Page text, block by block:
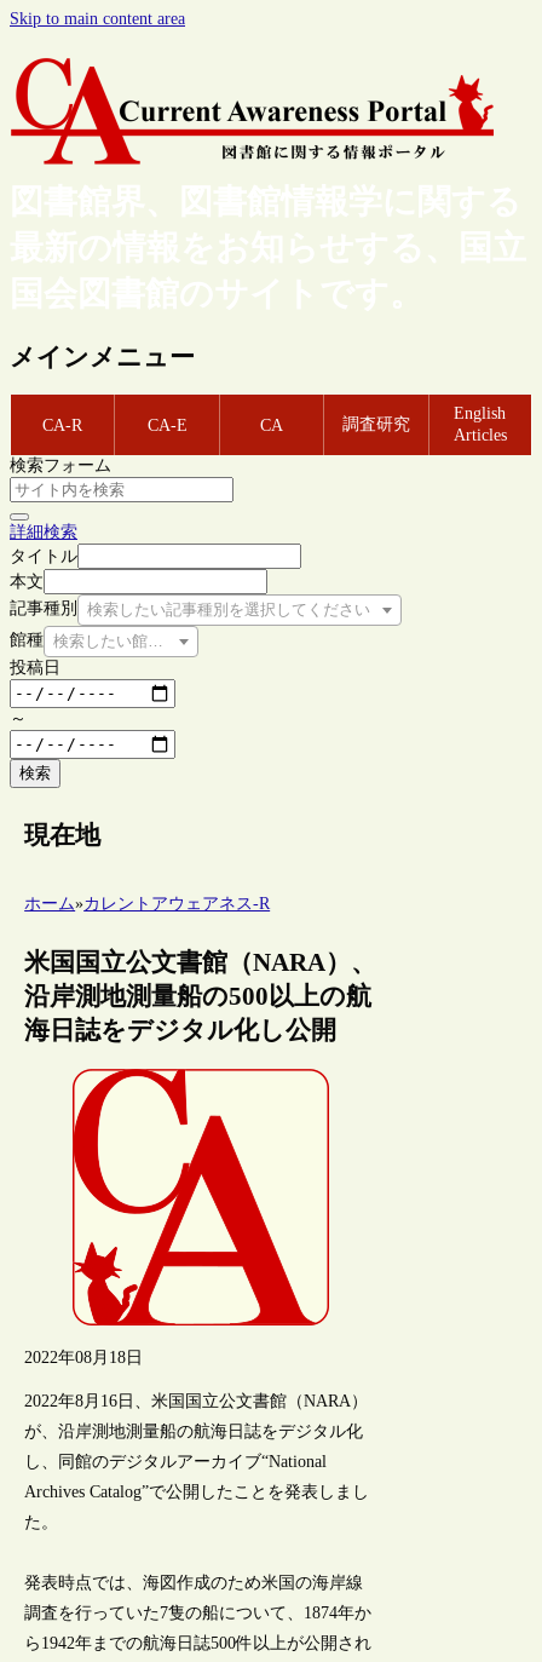
Skip to main content area
図書館界、図書館情報学に関する
最新の情報をお知らせする、国立
国会図書館のサイトです。
メインメニュー
CA-R CA-E CA 調査研究
English
Articles
検索フォーム
詳細検索
タイトル
本文
記事種別
検索したい記事種別を選択してください
館種 検索したい館種を選択してください
投稿日
～
検索
現在地
ホーム»カレントアウェアネス-R
米国国立公文書館（NARA）、
沿岸測地測量船の500以上の航
海日誌をデジタル化し公開
2022年08月18日
2022年8月16日、米国国立公文書館（NARA）
が、沿岸測地測量船の航海日誌をデジタル化
し、同館のデジタルアーカイブ“National
Archives Catalog”で公開したことを発表しまし
た。
発表時点では、海図作成のため米国の海岸線
調査を行っていた7隻の船について、1874年か
ら1942年までの航海日誌500件以上が公開され